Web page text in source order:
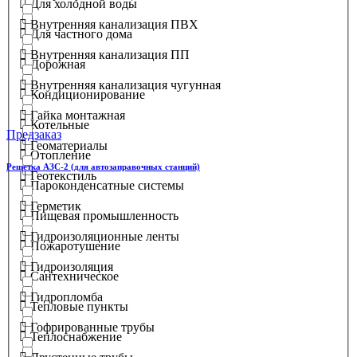
Для холодной воды
Для частного дома
Дорожная
Кондиционирование
Котельные
Отопление
Пароконденсатные системы
Пищевая промышленность
Пожаротушение
Сантехническое
Тепловые пункты
Теплоснабжение
Внутренняя канализация ПВХ
Внутренняя канализация ПП
Внутренняя канализация чугунная
Гайка монтажная
Геоматериалы
Геотекстиль
Герметик
Гидроизоляционные ленты
Гидроизоляция
Гидропломба
Гофрированные трубы
Предзаказ
Решетка АЗС-2 (для автозаправочных станций)